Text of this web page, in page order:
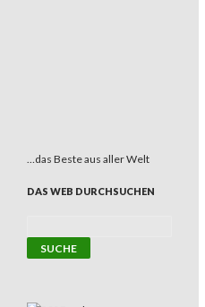
…das Beste aus aller Welt
DAS WEB DURCHSUCHEN